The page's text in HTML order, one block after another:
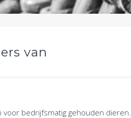
van
bedrijfsmatig gehouden dieren.